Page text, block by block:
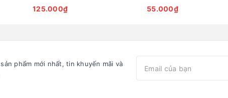
125.000₫ 55.000₫
sản phẩm mới nhất, tin khuyến mãi và